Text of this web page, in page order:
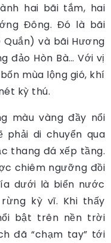
hai bãi tắm, hai
Đông. Đó là bãi
và bãi Hương
đảo Hòn Bà… Với vị
mùa lộng gió, khí
kỳ thú.
màu vàng đầy nổi
phải di chuyển qua
thang đá xếp tầng.
chiêm ngưỡng đồi
dưới là biển nước
kỳ vĩ. Khi thấy
bật trên nền trời
đã “chạm tay” tới